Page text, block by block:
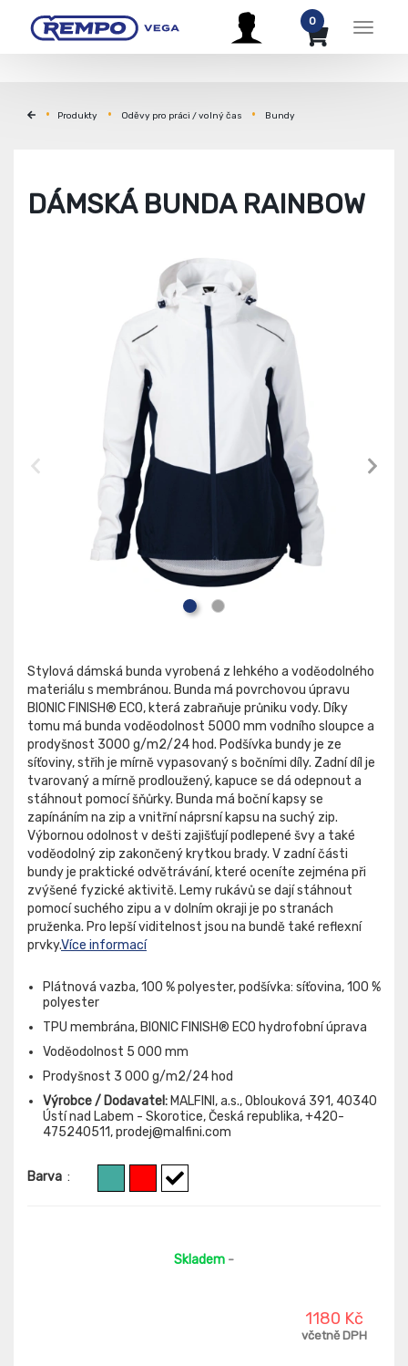
Menu
0
Produkty Oděvy pro práci / volný čas Bundy
DÁMSKÁ BUNDA RAINBOW
Stylová dámská bunda vyrobená z lehkého a voděodolného
materiálu s membránou. Bunda má povrchovou úpravu
BIONIC FINISH® ECO, která zabraňuje průniku vody. Díky
tomu má bunda voděodolnost 5000 mm vodního sloupce a
prodyšnost 3000 g/m2/24 hod. Podšívka bundy je ze
síťoviny, střih je mírně vypasovaný s bočními díly. Zadní díl je
tvarovaný a mírně prodloužený, kapuce se dá odepnout a
stáhnout pomocí šňůrky. Bunda má boční kapsy se
zapínáním na zip a vnitřní náprsní kapsu na suchý zip.
Výbornou odolnost v dešti zajišťují podlepené švy a také
voděodolný zip zakončený krytkou brady. V zadní části
bundy je praktické odvětrávání, které oceníte zejména při
zvýšené fyzické aktivitě. Lemy rukávů se dají stáhnout
pomocí suchého zipu a v dolním okraji je po stranách
pruženka. Pro lepší viditelnost jsou na bundě také reflexní
prvky.Více informací
Plátnová vazba, 100 % polyester, podšívka: síťovina, 100 %
polyester
TPU membrána, BIONIC FINISH® ECO hydrofobní úprava
Voděodolnost 5 000 mm
Prodyšnost 3 000 g/m2/24 hod
Výrobce / Dodavatel: MALFINI, a.s., Oblouková 391, 40340
Ústí nad Labem - Skorotice, Česká republika, +420-
475240511, prodej@malfini.com
Barva :
Skladem -
1180 Kč
včetně DPH